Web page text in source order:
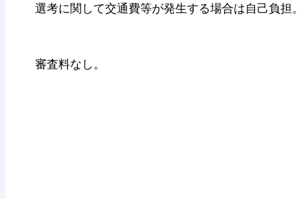
選考に関して交通費等が発生する場合は自己負担。
審査料なし。